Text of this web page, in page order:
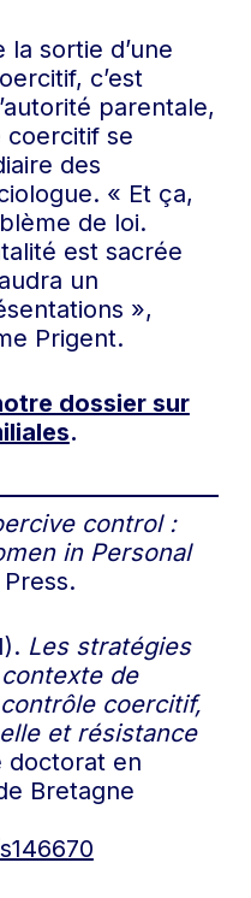
la sortie d’une
c’est
parentale,
coercitif se
des
« Et ça,
de loi.
est sacrée
un
»,
Prigent.
dossier sur
.
control :
in Personal
Les stratégies
de
coercitif,
et résistance
en
Bretagne